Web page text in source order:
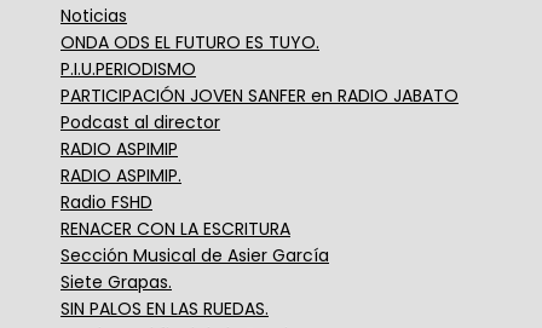
Noticias
ONDA ODS EL FUTURO ES TUYO.
P.I.U.PERIODISMO
PARTICIPACIÓN JOVEN SANFER en RADIO JABATO
Podcast al director
RADIO ASPIMIP
RADIO ASPIMIP.
Radio FSHD
RENACER CON LA ESCRITURA
Sección Musical de Asier García
Siete Grapas.
SIN PALOS EN LAS RUEDAS.